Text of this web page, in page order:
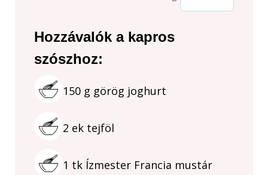
Hozzávalók a kapros
szószhoz:
150 g görög joghurt
2 ek tejföl
1 tk Ízmester Francia mustár